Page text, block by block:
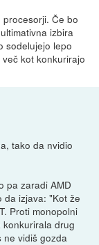
Če bo
izbira
sodelujejo lepo
kot konkurirajo
tako da nvidio
pa zaradi AMD
da izjava: "Kot že
Proti monopolni
drug
ne vidiš gozda